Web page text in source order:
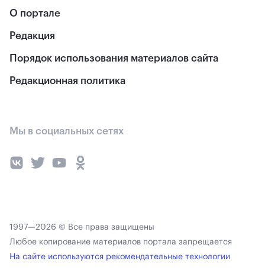
О портале
Редакция
Порядок использования материалов сайта
Редакционная политика
Мы в социальных сетях
1997—2026 © Все права защищены
Любое копирование материалов портала запрещается
На сайте используются рекомендательные технологии